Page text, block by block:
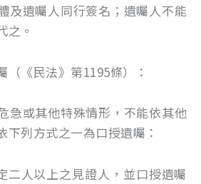
及遺囑人同行簽名；遺囑人不能
之。
《民法》第1195條）：
或其他特殊情形，不能依其他
下列方式之一為口授遺囑：
人以上之見證人，並口授遺囑